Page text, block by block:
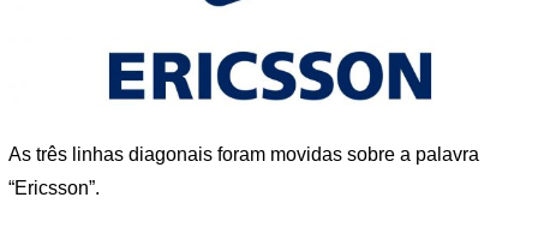
As três linhas diagonais foram movidas sobre a palavra
“Ericsson”.